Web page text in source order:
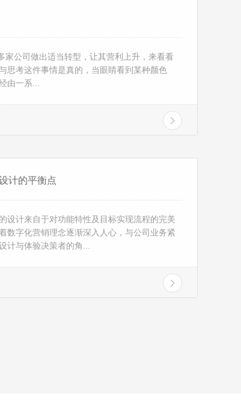
家公司做出适当转型，让其营利上升，来看看
思考这件事情是真的，当眼睛看到某种颜色
由一系...
计的平衡点
设计来自于对功能特性及目标实现流程的完美
数字化营销理念逐渐深入人心，与公司业务紧
计与体验决策者的角...